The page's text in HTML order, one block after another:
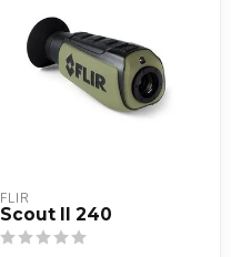
FLIR
Scout II 240